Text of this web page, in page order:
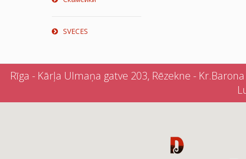
SVECES
Rīga - Kārļa Ulmaņa gatve 203, Rēzekne -